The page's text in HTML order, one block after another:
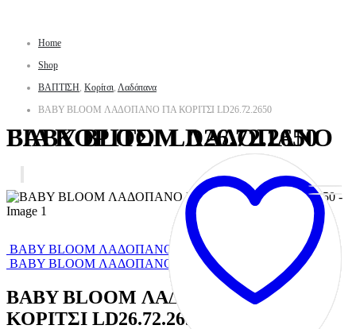
Home
Shop
ΒΑΠΤΙΣΗ, Κορίτσι, Λαδόπανα
BABY BLOOM ΛΑΔΟΠΑΝΟ ΓΙΑ ΚΟΡΙΤΣΙ LD26.72.2650
BABY BLOOM ΛΑΔΟΠΑΝΟ ΓΙΑ ΚΟΡΙΤΣΙ LD26.72.2650
BABY BLOOM ΛΑΔΟΠΑΝΟ ΓΙΑ ΚΟΡΙΤΣΙ LD26.73.2750
BABY BLOOM ΛΑΔΟΠΑΝΟ ΓΙΑ ΚΟΡΙΤΣΙ LD26.71.2750
BABY BLOOM ΛΑΔΟΠΑΝΟ ΓΙΑ
ΚΟΡΙΤΣΙ LD26.72.2650